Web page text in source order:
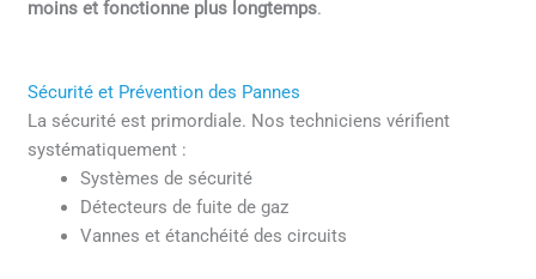
moins et fonctionne plus longtemps.
Sécurité et Prévention des Pannes
La sécurité est primordiale. Nos techniciens vérifient
systématiquement :
Systèmes de sécurité
Détecteurs de fuite de gaz
Vannes et étanchéité des circuits